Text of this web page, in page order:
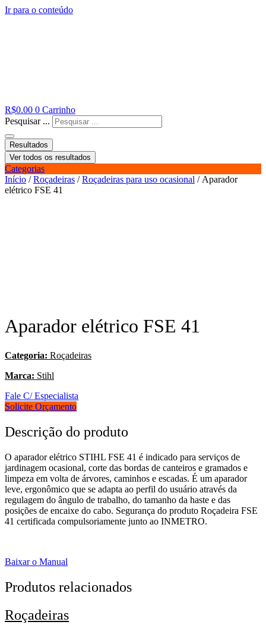
Ir para o conteúdo
R$0.00 0 Carrinho
Pesquisar ...
Resultados
Ver todos os resultados
Categorias
Início /Roçadeiras /Roçadeiras para uso ocasional / Aparador
elétrico FSE 41
Aparador elétrico FSE 41
Categoria: Roçadeiras
Marca: Stihl
Fale C/ Especialista
Solicite Orçamento
Descrição do produto
O aparador elétrico STIHL FSE 41 é indicado para serviços de
jardinagem ocasional, corte das bordas de canteiros e gramados e
limpeza em volta de árvores, caminhos e escadas. É um aparador
leve, ergonômico que se adapta ao perfil do usuário através da
regulagem do ângulo de trabalho, do tamanho da haste e das
posições de encaixe do cabo. Segurança do produto Roçadeira FSE
41 certificada compulsoriamente junto ao INMETRO.
Baixar o Manual
Produtos relacionados
Roçadeiras